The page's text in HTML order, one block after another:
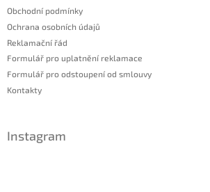
Obchodní podmínky
Ochrana osobních údajů
Reklamační řád
Formulář pro uplatnění reklamace
Formulář pro odstoupení od smlouvy
Kontakty
Instagram